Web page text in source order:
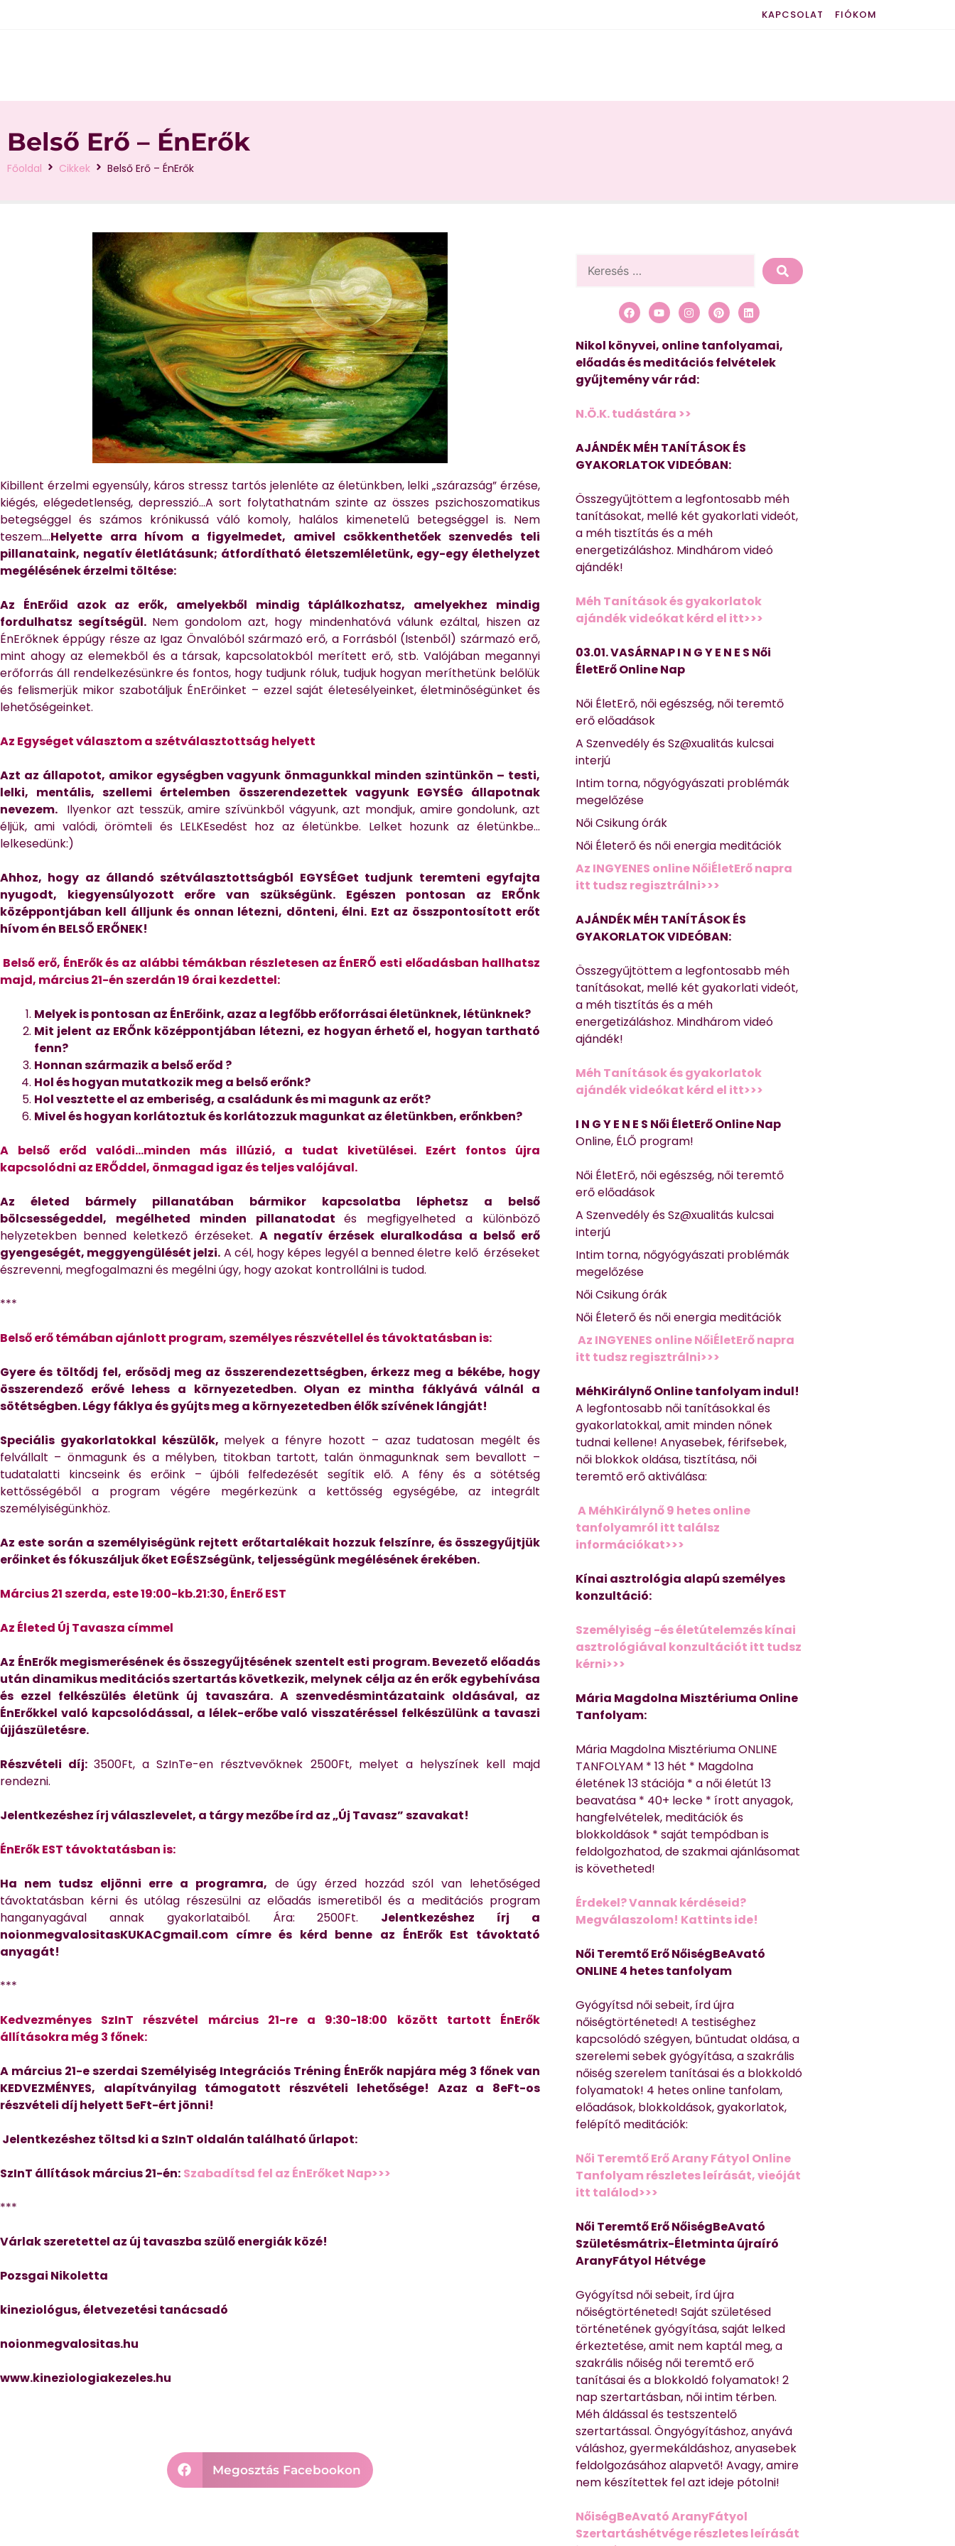
KAPCSOLAT FIÓKOM
Belső Erő – ÉnErők
Főoldal Cikkek Belső Erő – ÉnErők
Kibillent érzelmi egyensúly, káros stressz tartós jelenléte az életünkben, lelki „szárazság” érzése,
kiégés, elégedetlenség, depresszió…A sort folytathatnám szinte az összes pszichoszomatikus
betegséggel és számos krónikussá váló komoly, halálos kimenetelű betegséggel is. Nem
teszem….Helyette arra hívom a figyelmedet, amivel csökkenthetőek szenvedés teli
pillanataink, negatív életlátásunk; átfordítható életszemléletünk, egy-egy élethelyzet
megélésének érzelmi töltése:
Az ÉnErőid azok az erők, amelyekből mindig táplálkozhatsz, amelyekhez mindig
fordulhatsz segítségül. Nem gondolom azt, hogy mindenhatóvá válunk ezáltal, hiszen az
ÉnErőknek éppúgy része az Igaz Önvalóból származó erő, a Forrásból (Istenből) származó erő,
mint ahogy az elemekből és a társak, kapcsolatokból merített erő, stb. Valójában megannyi
erőforrás áll rendelkezésünkre és fontos, hogy tudjunk róluk, tudjuk hogyan meríthetünk belőlük
és felismerjük mikor szabotáljuk ÉnErőinket – ezzel saját életesélyeinket, életminőségünket és
lehetőségeinket.
Az Egységet választom a szétválasztottság helyett
Azt az állapotot, amikor egységben vagyunk önmagunkkal minden szintünkön – testi,
lelki, mentális, szellemi értelemben összerendezettek vagyunk EGYSÉG állapotnak
nevezem. Ilyenkor azt tesszük, amire szívünkből vágyunk, azt mondjuk, amire gondolunk, azt
éljük, ami valódi, örömteli és LELKEsedést hoz az életünkbe. Lelket hozunk az életünkbe…
lelkesedünk:)
Ahhoz, hogy az állandó szétválasztottságból EGYSÉGet tudjunk teremteni egyfajta
nyugodt, kiegyensúlyozott erőre van szükségünk. Egészen pontosan az ERŐnk
középpontjában kell álljunk és onnan létezni, dönteni, élni. Ezt az összpontosított erőt
hívom én BELSŐ ERŐNEK!
Belső erő, ÉnErők és az alábbi témákban részletesen az ÉnERŐ esti előadásban hallhatsz
majd, március 21-én szerdán 19 órai kezdettel:
Melyek is pontosan az ÉnErőink, azaz a legfőbb erőforrásai életünknek, létünknek?
Mit jelent az ERŐnk középpontjában létezni, ez hogyan érhető el, hogyan tartható
fenn?
Honnan származik a belső erőd ?
Hol és hogyan mutatkozik meg a belső erőnk?
Hol vesztette el az emberiség, a családunk és mi magunk az erőt?
Mivel és hogyan korlátoztuk és korlátozzuk magunkat az életünkben, erőnkben?
A belső erőd valódi…minden más illúzió, a tudat kivetülései. Ezért fontos újra
kapcsolódni az ERŐddel, önmagad igaz és teljes valójával.
Az életed bármely pillanatában bármikor kapcsolatba léphetsz a belső
bölcsességeddel, megélheted minden pillanatodatés megfigyelheted a különböző
helyzetekben benned keletkező érzéseket. A negatív érzések eluralkodása a belső erő
gyengeségét, meggyengülését jelzi. A cél, hogy képes legyél a benned életre kelő érzéseket
észrevenni, megfogalmazni és megélni úgy, hogy azokat kontrollálni is tudod.
***
Belső erő témában ajánlott program, személyes részvétellel és távoktatásban is:
Gyere és töltődj fel, erősödj meg az összerendezettségben, érkezz meg a békébe, hogy
összerendező erővé lehess a környezetedben. Olyan ez mintha fáklyává válnál a
sötétségben. Légy fáklya és gyújts meg a környezetedben élők szívének lángját!
Speciális gyakorlatokkal készülök, melyek a fényre hozott – azaz tudatosan megélt és
felvállalt – önmagunk és a mélyben, titokban tartott, talán önmagunknak sem bevallott –
tudatalatti kincseink és erőink – újbóli felfedezését segítik elő. A fény és a sötétség
kettősségéből a program végére megérkezünk a kettősség egységébe, az integrált
személyiségünkhöz.
Az este során a személyiségünk rejtett erőtartalékait hozzuk felszínre, és összegyűjtjük
erőinket és fókuszáljuk őket EGÉSZségünk, teljességünk megélésének érekében.
Március 21 szerda, este 19:00-kb.21:30, ÉnErő EST
Az Életed Új Tavasza címmel
Az ÉnErők megismerésének és összegyűjtésének szentelt esti program. Bevezető előadás
után dinamikus meditációs szertartás következik, melynek célja az én erők egybehívása
és ezzel felkészülés életünk új tavaszára. A szenvedésmintázataink oldásával, az
ÉnErőkkel való kapcsolódással, a lélek-erőbe való visszatéréssel felkészülünk a tavaszi
újjászületésre.
Részvételi díj:3500Ft, a SzInTe-en résztvevőknek 2500Ft, melyet a helyszínek kell majd
rendezni.
Jelentkezéshez írj válaszlevelet, a tárgy mezőbe írd az „Új Tavasz” szavakat!
ÉnErők EST távoktatásban is:
Ha nem tudsz eljönni erre a programra, de úgy érzed hozzád szól van lehetőséged
távoktatásban kérni és utólag részesülni az előadás ismeretiből és a meditációs program
hanganyagával annak gyakorlataiból. Ára: 2500Ft. Jelentkezéshez írj a
noionmegvalositasKUKACgmail.com címre és kérd benne az ÉnErők Est távoktató
anyagát!
***
Kedvezményes SzInT részvétel március 21-re a 9:30-18:00 között tartott ÉnErők
állításokra még 3 főnek:
A március 21-e szerdai Személyiség Integrációs Tréning ÉnErők napjára még 3 főnek van
KEDVEZMÉNYES, alapítványilag támogatott részvételi lehetősége! Azaz a 8eFt-os
részvételi díj helyett 5eFt-ért jönni!
Jelentkezéshez töltsd ki a SzInT oldalán található űrlapot:
SzInT állítások március 21-én: Szabadítsd fel az ÉnErőket Nap>>>
***
Várlak szeretettel az új tavaszba szülő energiák közé!
Pozsgai Nikoletta
kineziológus, életvezetési tanácsadó
noionmegvalositas.hu
www.kineziologiakezeles.hu
Megosztás Facebookon
Nikol könyvei, online tanfolyamai,
előadás és meditációs felvételek
gyűjtemény vár rád:
N.Ö.K. tudástára >>
AJÁNDÉK MÉH TANÍTÁSOK ÉS
GYAKORLATOK VIDEÓBAN:
Összegyűjtöttem a legfontosabb méh
tanításokat, mellé két gyakorlati videót,
a méh tisztítás és a méh
energetizáláshoz. Mindhárom videó
ajándék!
Méh Tanítások és gyakorlatok
ajándék videókat kérd el itt>>>
03.01. VASÁRNAP I N G Y E N E S Női
ÉletErő Online Nap
Női ÉletErő, női egészség, női teremtő
erő előadások
A Szenvedély és Sz@xualitás kulcsai
interjú
Intim torna, nőgyógyászati problémák
megelőzése
Női Csikung órák
Női Életerő és női energia meditációk
Az INGYENES online NőiÉletErő napra
itt tudsz regisztrálni>>>
AJÁNDÉK MÉH TANÍTÁSOK ÉS
GYAKORLATOK VIDEÓBAN:
Összegyűjtöttem a legfontosabb méh
tanításokat, mellé két gyakorlati videót,
a méh tisztítás és a méh
energetizáláshoz. Mindhárom videó
ajándék!
Méh Tanítások és gyakorlatok
ajándék videókat kérd el itt>>>
I N G Y E N E S Női ÉletErő Online Nap
Online, ÉLŐ program!
Női ÉletErő, női egészség, női teremtő
erő előadások
A Szenvedély és Sz@xualitás kulcsai
interjú
Intim torna, nőgyógyászati problémák
megelőzése
Női Csikung órák
Női Életerő és női energia meditációk
Az INGYENES online NőiÉletErő napra
itt tudsz regisztrálni>>>
MéhKirálynő Online tanfolyam indul!
A legfontosabb női tanításokkal és
gyakorlatokkal, amit minden nőnek
tudnai kellene! Anyasebek, férifsebek,
női blokkok oldása, tisztítása, női
teremtő erő aktiválása:
A MéhKirálynő 9 hetes online
tanfolyamról itt találsz
információkat>>>
Kínai asztrológia alapú személyes
konzultáció:
Személyiség -és életútelemzés kínai
asztrológiával konzultációt itt tudsz
kérni>>>
Mária Magdolna Misztériuma Online
Tanfolyam:
Mária Magdolna Misztériuma ONLINE
TANFOLYAM * 13 hét * Magdolna
életének 13 stációja * a női életút 13
beavatása * 40+ lecke * írott anyagok,
hangfelvételek, meditációk és
blokkoldások * saját tempódban is
feldolgozhatod, de szakmai ajánlásomat
is követheted!
Érdekel? Vannak kérdéseid?
Megválaszolom! Kattints ide!
Női Teremtő Erő NőiségBeAvató
ONLINE 4 hetes tanfolyam
Gyógyítsd női sebeit, írd újra
nőiségtörténeted! A testiséghez
kapcsolódó szégyen, bűntudat oldása, a
szerelemi sebek gyógyítása, a szakrális
nőiség szerelem tanításai és a blokkoldó
folyamatok! 4 hetes online tanfolam,
előadások, blokkoldások, gyakorlatok,
felépítő meditációk:
Női Teremtő Erő Arany Fátyol Online
Tanfolyam részletes leírását, vieóját
itt találod>>>
Női Teremtő Erő NőiségBeAvató
Születésmátrix-Életminta újraíró
AranyFátyol Hétvége
Gyógyítsd női sebeit, írd újra
nőiségtörténeted! Saját születésed
történetének gyógyítása, saját lelked
érkeztetése, amit nem kaptál meg, a
szakrális nőiség női teremtő erő
tanításai és a blokkoldó folyamatok! 2
nap szertartásban, női intim térben.
Méh áldással és testszentelő
szertartással. Öngyógyításhoz, anyává
váláshoz, gyermekáldáshoz, anyasebek
feldolgozásához alapvető! Avagy, amire
nem készítettek fel azt ideje pótolni!
NőiségBeAvató AranyFátyol
Szertartáshétvége részletes leírását